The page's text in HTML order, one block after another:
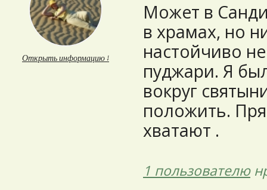
Открыть информацию ↓
Может в
в храмах, но
настойчиво
пуджари. Я
вокруг
положить.
хватают .
1 пользователю